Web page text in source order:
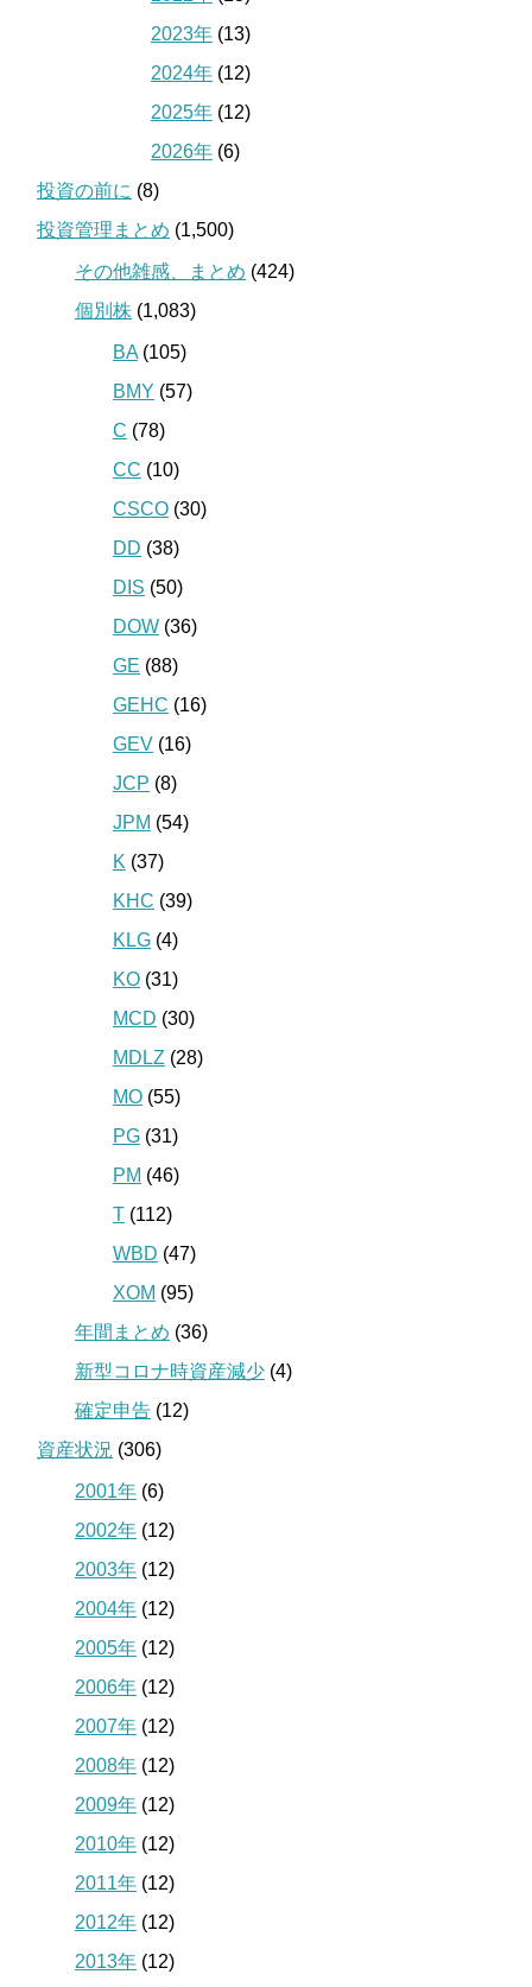
2023年 (13)
2024年 (12)
2025年 (12)
2026年 (6)
投資の前に (8)
投資管理まとめ (1,500)
その他雑感、まとめ (424)
個別株 (1,083)
BA (105)
BMY (57)
C (78)
CC (10)
CSCO (30)
DD (38)
DIS (50)
DOW (36)
GE (88)
GEHC (16)
GEV (16)
JCP (8)
JPM (54)
K (37)
KHC (39)
KLG (4)
KO (31)
MCD (30)
MDLZ (28)
MO (55)
PG (31)
PM (46)
T (112)
WBD (47)
XOM (95)
年間まとめ (36)
新型コロナ時資産減少 (4)
確定申告 (12)
資産状況 (306)
2001年 (6)
2002年 (12)
2003年 (12)
2004年 (12)
2005年 (12)
2006年 (12)
2007年 (12)
2008年 (12)
2009年 (12)
2010年 (12)
2011年 (12)
2012年 (12)
2013年 (12)